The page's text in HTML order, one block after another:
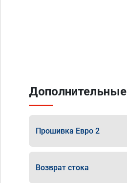
Прошивка Евро 2
Возврат стока